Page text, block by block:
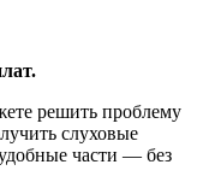
решить проблему
слуховые
части — без